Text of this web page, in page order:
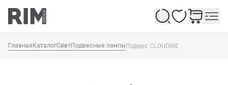
Избранное
Главная КаталогСветПодвесные лампыПодвес CLOUDINE